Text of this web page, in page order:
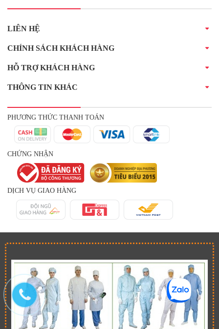
LIÊN HỆ
CHÍNH SÁCH KHÁCH HÀNG
HỖ TRỢ KHÁCH HÀNG
THÔNG TIN KHÁC
PHƯƠNG THỨC THANH TOÁN
CHỨNG NHẬN
DỊCH VỤ GIAO HÀNG